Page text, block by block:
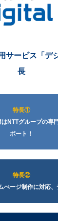
サービス 「デ
長
特長①
NTTグループの専
ポート！
特長②
ぺージ制作に対応、